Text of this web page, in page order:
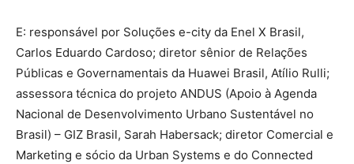
E: responsável por Soluções e-city da Enel X Brasil,
Carlos Eduardo Cardoso; diretor sênior de Relações
Públicas e Governamentais da Huawei Brasil, Atílio Rulli;
assessora técnica do projeto ANDUS (Apoio à Agenda
Nacional de Desenvolvimento Urbano Sustentável no
Brasil) – GIZ Brasil, Sarah Habersack; diretor Comercial e
Marketing e sócio da Urban Systems e do Connected